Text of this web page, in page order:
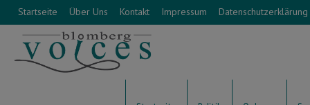
Startseite Über Uns Kontakt Impressum Datenschutzerklärung